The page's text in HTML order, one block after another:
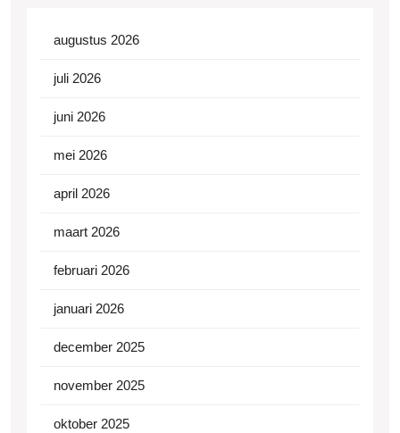
augustus 2026
juli 2026
juni 2026
mei 2026
april 2026
maart 2026
februari 2026
januari 2026
december 2025
november 2025
oktober 2025